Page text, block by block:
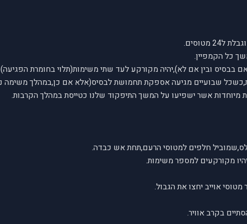
מטוסים.
כל הקמפיין.
בבסיס ובין אם לא),יהיה מקורקע לעד שתי משימות(תלוי בחומרת הפגיעה)
שבועיים מגיעה אספקת תחמושת לבסיס(אלא אם כן,במהלך משימה
מיוחדות אשר ישפיעו על המשך התיפקוד שלנו כטייסת במהלך הקרבות.
חלפים למטוסי הרעם,תחת אש כבדה.
אוייב יחצו את הגבול.
בקרב אוויר.